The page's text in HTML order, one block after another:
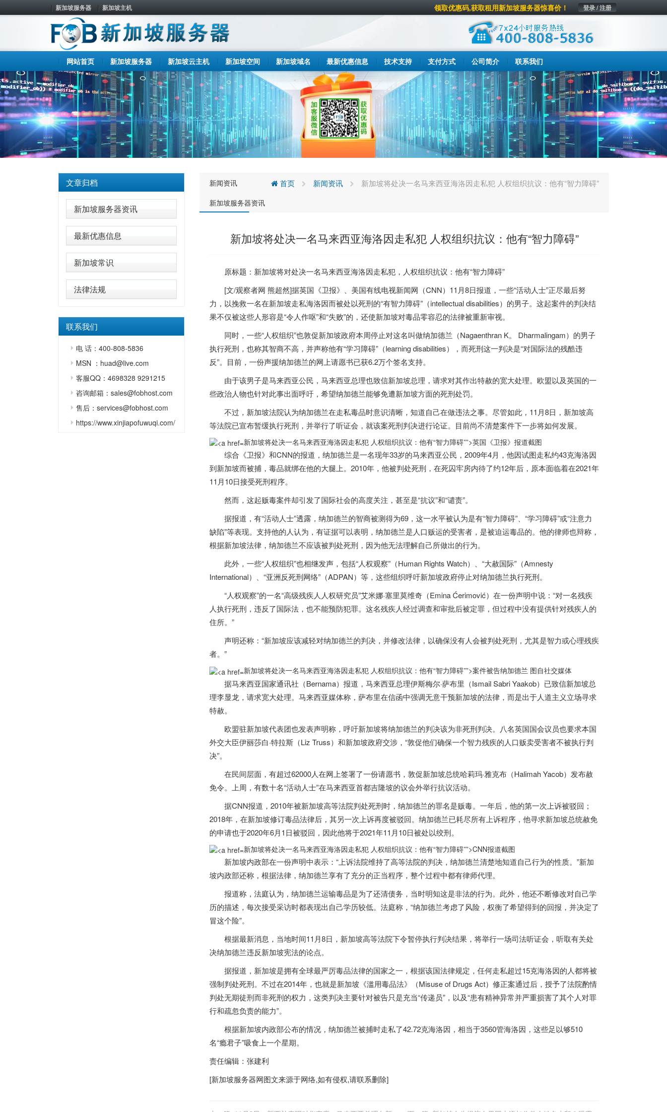
新加坡服务器 新加坡主机 登录 / 注册
领取优惠码,获取租用新加坡服务器惊喜价！
网站首页 新加坡服务器 新加坡云主机 新加坡空间 新加坡域名 最新优惠信息 技术支持 支付方式 公司简介 联系我们
文章归档
新加坡服务器资讯
最新优惠信息
新加坡常识
法律法规
联系我们
电 话：400-808-5836
MSN ：huad@live.com
客服QQ：4698328 9291215
咨询邮箱：sales@fobhost.com
售后：services@fobhost.com
https://www.xinjiapofuwuqi.com/
新闻资讯
新加坡服务器资讯
首页 新闻资讯 新加坡将处决一名马来西亚海洛因走私犯 人权组织抗议：他有“智力障碍”
新加坡将处决一名马来西亚海洛因走私犯 人权组织抗议：他有“智力障碍”
原标题： 新加坡将对处决一名马来西亚海洛因走私犯，人权组织抗议：他有“智力障碍”
[文/观察者网 熊超然]据英国《卫报》、美国有线电视新闻网（CNN）11月8日报道，一些“活动人士”正尽最后努
力，以挽救一名在新加坡走私海洛因而被处以死刑的“有智力障碍”（intellectual disabilities）的男子。这起案件的判决结
果不仅被这些人形容是“令人作呕”和“失败”的，还使新加坡对毒品零容忍的法律被重新审视。
同时，一些“人权组织”也敦促新加坡政府本周停止对这名叫做纳加德兰（Nagaenthran K。 Dharmalingam）的男子
执行死刑，也称其智商不高，并声称他有“学习障碍”（learning disabilities），而死刑这一判决是“对国际法的残酷违
反”。目前，一份声援纳加德兰的网上请愿书已获6.2万个签名支持。
由于该男子是马来西亚公民，马来西亚总理也致信新加坡总理，请求对其作出特赦的宽大处理。欧盟以及英国的一
些政治人物也针对此事出面呼吁，希望纳加德兰能够免遭新加坡方面的死刑处罚。
不过， 新加坡法院认为纳加德兰在走私毒品时意识清晰，知道自己在做违法之事。尽管如此，11月8日， 新加坡高
等法院已宣布暂缓执行死刑，并举行了听证会，就该案死刑判决进行论证。目前尚不清楚案件下一步将如何发展。
新加坡将处决一名马来西亚海洛因走私犯 人权组织抗议：他有“智力障碍””>英国《卫报》报道截图
综合《卫报》和CNN的报道，纳加德兰是一名现年33岁的马来西亚公民，2009年4月，他因试图走私约43克海洛因
到新加坡而被捕，毒品就绑在他的大腿上。2010年，他被判处死刑，在死囚牢房内待了约12年后，原本面临着在2021年
11月10日接受死刑程序。
然而，这起贩毒案件却引发了国际社会的高度关注，甚至是“抗议”和“谴责”。
据报道，有“活动人士”透露，纳加德兰的智商被测得为69，这一水平被认为是有“智力障碍”、“学习障碍”或“注意力
缺陷”等表现。支持他的人认为，有证据可以表明，纳加德兰是人口贩运的受害者，是被迫运毒品的。他的律师也辩称，
根据新加坡法律，纳加德兰不应该被判处死刑，因为他无法理解自己所做出的行为。
此外，一些“人权组织”也相继发声，包括“人权观察”（Human Rights Watch）、“大赦国际”（Amnesty
International）、“亚洲反死刑网络”（ADPAN）等，这些组织呼吁新加坡政府停止对纳加德兰执行死刑。
“人权观察”的一名“高级残疾人人权研究员”艾米娜·塞里莫维奇（Emina Ćerimović）在一份声明中说：“对一名残疾
人执行死刑，违反了国际法，也不能预防犯罪。这名残疾人经过调查和审批后被定罪，但过程中没有提供针对残疾人的
住所。”
声明还称：“新加坡应该减轻对纳加德兰的判决，并修改法律，以确保没有人会被判处死刑，尤其是智力或心理残疾
者。”
新加坡将处决一名马来西亚海洛因走私犯 人权组织抗议：他有“智力障碍””>案件被告纳加德兰 图自社交媒体
据马来西亚国家通讯社（Bernama）报道，马来西亚总理伊斯梅尔·萨布里（Ismail Sabri Yaakob）已致信新加坡总
理李显龙，请求宽大处理。马来西亚媒体称，萨布里在信函中强调无意干预新加坡的法律，而是出于人道主义立场寻求
特赦。
欧盟驻新加坡代表团也发表声明称，呼吁新加坡将纳加德兰的判决该为非死刑判决。八名英国国会议员也要求本国
外交大臣伊丽莎白·特拉斯（Liz Truss）和新加坡政府交涉，“敦促他们确保一个智力残疾的人口贩卖受害者不被执行判
决”。
在民间层面，有超过62000人在网上签署了一份请愿书，敦促新加坡总统哈莉玛·雅克布（Halimah Yacob）发布赦
免令。上周，有数十名“活动人士”在马来西亚首都吉隆坡的议会外举行抗议活动。
据CNN报道，2010年被新加坡高等法院判处死刑时，纳加德兰的罪名是贩毒。一年后，他的第一次上诉被驳回；
2018年，在新加坡修订毒品法律后，其另一次上诉再度被驳回。纳加德兰已耗尽所有上诉程序，他寻求新加坡总统赦免
的申请也于2020年6月1日被驳回，因此他将于2021年11月10日被处以绞刑。
新加坡将处决一名马来西亚海洛因走私犯 人权组织抗议：他有“智力障碍””>CNN报道截图
新加坡内政部在一份声明中表示：“上诉法院维持了高等法院的判决，纳加德兰清楚地知道自己行为的性质。”新加
坡内政部还称，根据法律，纳加德兰享有了充分的正当程序，整个过程中都有律师代理。
报道称，法庭认为，纳加德兰运输毒品是为了还清债务，当时明知这是非法的行为。此外，他还不断修改对自己学
历的描述，每次接受采访时都表现出自己学历较低。法庭称，“纳加德兰考虑了风险，权衡了希望得到的回报，并决定了
冒这个险”。
根据最新消息，当地时间11月8日， 新加坡高等法院下令暂停执行判决结果，将举行一场司法听证会，听取有关处
决纳加德兰违反新加坡宪法的论点。
据报道， 新加坡是拥有全球最严厉毒品法律的国家之一，根据该国法律规定，任何走私超过15克海洛因的人都将被
强制判处死刑。不过在2014年，也就是新加坡 《滥用毒品法》（Misuse of Drugs Act）修正案通过后，授予了法院酌情
判处无期徒刑而非死刑的权力，这类判决主要针对被告只是充当“传递员”，以及“患有精神异常并严重损害了其个人对罪
行和疏忽负责的能力”。
根据新加坡内政部公布的情况，纳加德兰被捕时走私了42.72克海洛因，相当于3560管海洛因，这些足以够510
名“瘾君子”吸食上一个星期。
责任编辑：张建利
[新加坡服务器网图文来源于网络,如有侵权,请联系删除]